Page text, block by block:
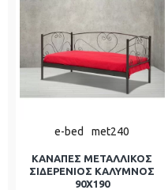
e-bed met240
ΚΑΝΑΠΕΣ ΜΕΤΑΛΛΙΚΟΣ
ΣΙΔΕΡΕΝΙΟΣ ΚΑΛΥΜΝΟΣ
90Χ190